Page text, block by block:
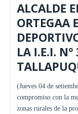
ALCALDE
ORTEGAA
LA I.E.I.
(Jueves 04 de
compromiso con la
zonas rurales de la